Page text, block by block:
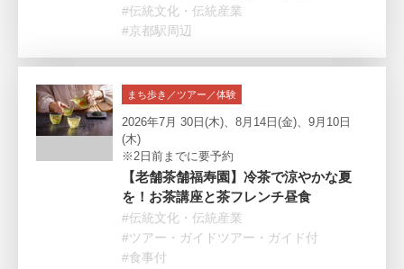
#伝統文化・伝統産業
#京都駅周辺
まち歩き／ツアー／体験
2026年7月 30日(木)、8月14日(金)、9月10日
(木)
※2日前までに要予約
【老舗茶舗福寿園】冷茶で涼やかな夏
を！お茶講座と茶フレンチ昼食
#伝統文化・伝統産業
#ツアー・ガイドツアー・ガイド付
#食事付